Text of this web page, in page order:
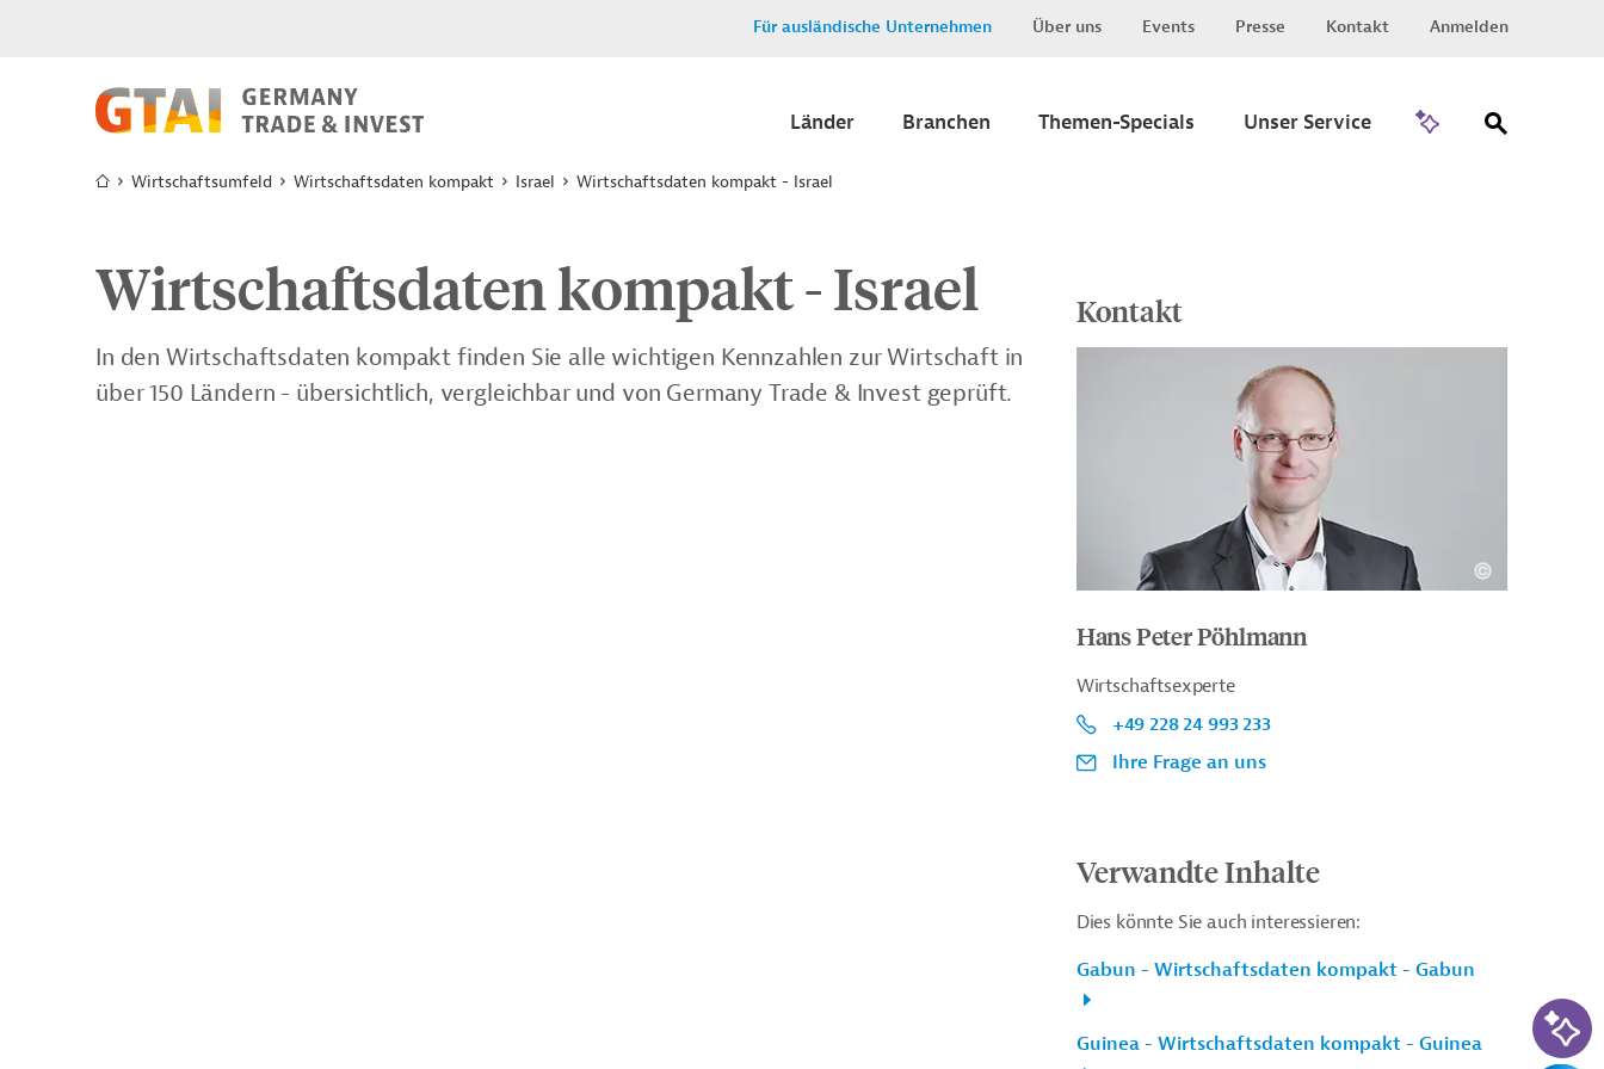
Für ausländische Unternehmen Über uns Events Presse Kontakt Anmelden
Länder Branchen Themen-Specials Unser Service
Wirtschaftsumfeld Wirtschaftsdaten kompakt Israel Wirtschaftsdaten kompakt - Israel
Wirtschaftsdaten kompakt - Israel
In den Wirtschaftsdaten kompakt finden Sie alle wichtigen Kennzahlen zur Wirtschaft in
über 150 Ländern - übersichtlich, vergleichbar und von Germany Trade & Invest geprüft.
Kontakt
Hans Peter Pöhlmann
Wirtschaftsexperte
+49 228 24 993 233
Ihre Frage an uns
Verwandte Inhalte
Dies könnte Sie auch interessieren:
Gabun - Wirtschaftsdaten kompakt - Gabun
Guinea - Wirtschaftsdaten kompakt - Guinea
KI-